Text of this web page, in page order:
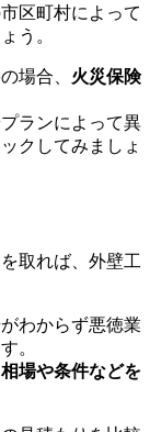
区町村によって
う。
場合、 火災保険
ランによって異
クしてみましょ
取れば、外壁工
わからず悪徳業
。
場や条件などを